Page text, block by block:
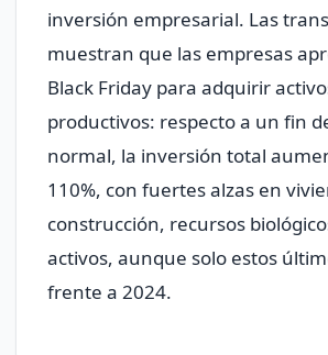
inversión empresarial. Las
muestran que las empresas
Black Friday para adquirir
productivos: respecto a un fin
normal, la inversión total
110%, con fuertes alzas en
construcción, recursos
activos, aunque solo estos
frente a 2024.